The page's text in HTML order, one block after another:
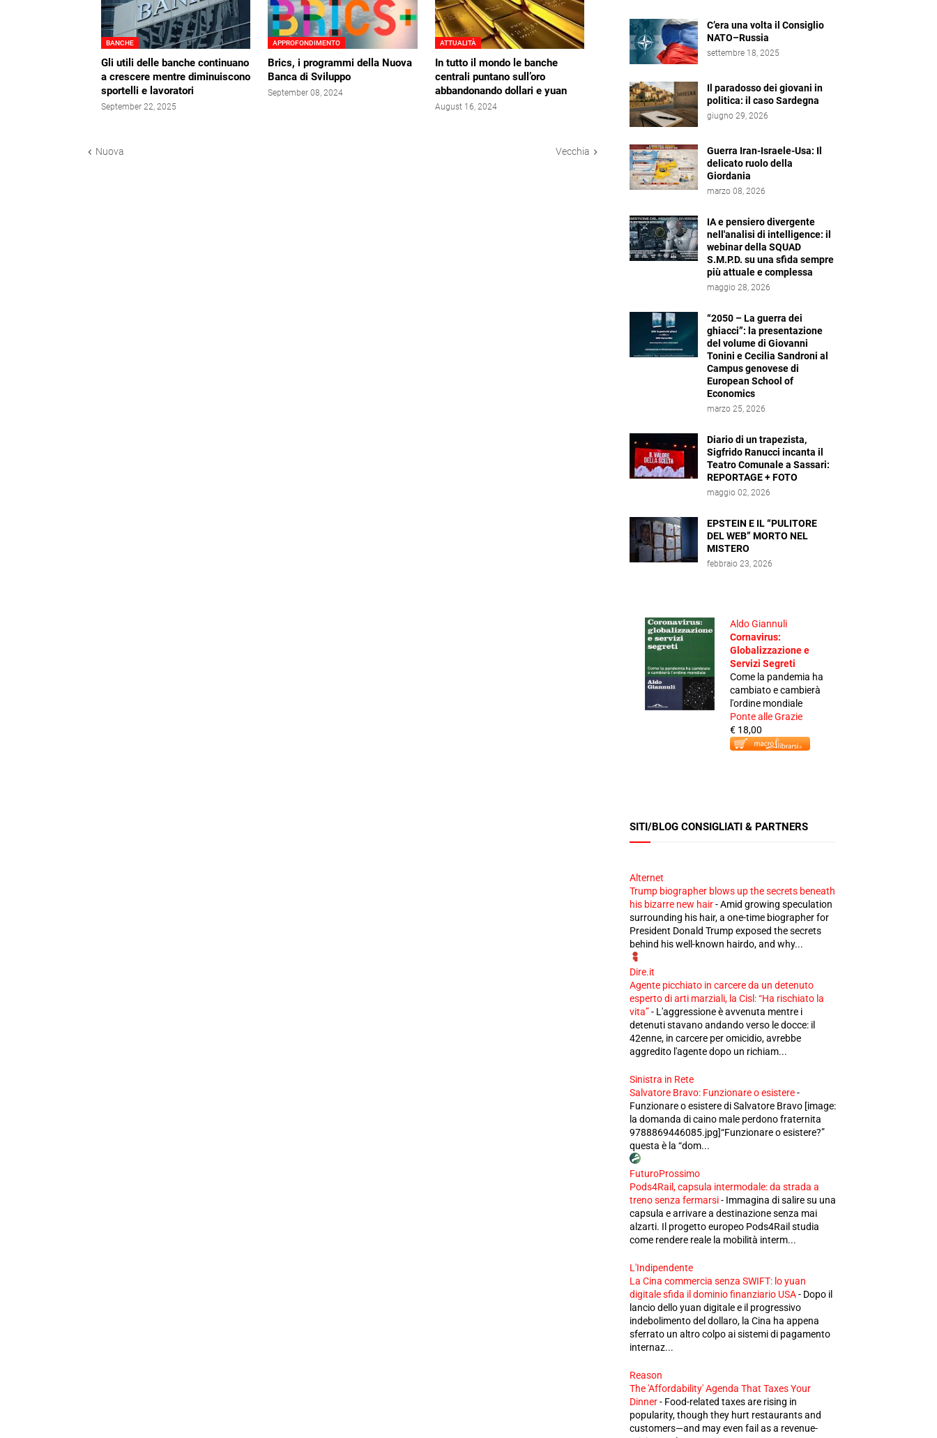
BANCHE
Gli utili delle banche continuano
a crescere mentre diminuiscono
sportelli e lavoratori
September 22, 2025
APPROFONDIMENTO
Brics, i programmi della Nuova
Banca di Sviluppo
September 08, 2024
ATTUALITÀ
In tutto il mondo le banche
centrali puntano sull’oro
abbandonando dollari e yuan
August 16, 2024
Nuova Vecchia
C’era una volta il Consiglio
NATO–Russia
settembre 18, 2025
Il paradosso dei giovani in
politica: il caso Sardegna
giugno 29, 2026
Guerra Iran-Israele-Usa: Il
delicato ruolo della
Giordania
marzo 08, 2026
IA e pensiero divergente
nell'analisi di intelligence: il
webinar della SQUAD
S.M.P.D. su una sfida sempre
più attuale e complessa
maggio 28, 2026
“2050 – La guerra dei
ghiacci”: la presentazione
del volume di Giovanni
Tonini e Cecilia Sandroni al
Campus genovese di
European School of
Economics
marzo 25, 2026
Diario di un trapezista,
Sigfrido Ranucci incanta il
Teatro Comunale a Sassari:
REPORTAGE + FOTO
maggio 02, 2026
EPSTEIN E IL “PULITORE
DEL WEB” MORTO NEL
MISTERO
febbraio 23, 2026
Aldo Giannuli
Cornavirus:
Globalizzazione e
Servizi Segreti
Come la pandemia ha
cambiato e cambierà
l'ordine mondiale
Ponte alle Grazie
€ 18,00
SITI/BLOG CONSIGLIATI & PARTNERS
Alternet
Trump biographer blows up the secrets beneath
his bizarre new hair-Amid growing speculation
surrounding his hair, a one-time biographer for
President Donald Trump exposed the secrets
behind his well-known hairdo, and why...
Dire.it
Agente picchiato in carcere da un detenuto
esperto di arti marziali, la Cisl: “Ha rischiato la
vita”- L'aggressione è avvenuta mentre i
detenuti stavano andando verso le docce: il
42enne, in carcere per omicidio, avrebbe
aggredito l'agente dopo un richiam...
Sinistra in Rete
Salvatore Bravo: Funzionare o esistere-
Funzionare o esistere di Salvatore Bravo [image:
la domanda di caino male perdono fraternita
9788869446085.jpg]“Funzionare o esistere?”
questa è la “dom...
FuturoProssimo
Pods4Rail, capsula intermodale: da strada a
treno senza fermarsi- Immagina di salire su una
capsula e arrivare a destinazione senza mai
alzarti. Il progetto europeo Pods4Rail studia
come rendere reale la mobilità interm...
L'Indipendente
La Cina commercia senza SWIFT: lo yuan
digitale sfida il dominio finanziario USA- Dopo il
lancio dello yuan digitale e il progressivo
indebolimento del dollaro, la Cina ha appena
sferrato un altro colpo ai sistemi di pagamento
internaz...
Reason
The 'Affordability' Agenda That Taxes Your
Dinner- Food-related taxes are rising in
popularity, though they hurt restaurants and
customers—and may even fail as a revenue-